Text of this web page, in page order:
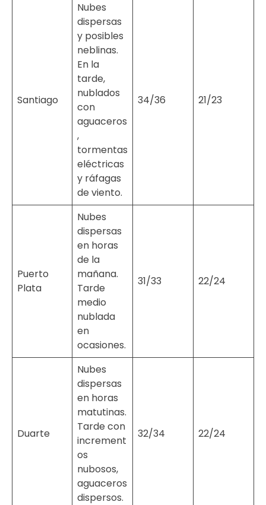
Santiago
Nubes
dispersas
y posibles
neblinas.
En la
tarde,
nublados
con
aguaceros
,
tormentas
eléctricas
y ráfagas
de viento.
34/36 21/23
Puerto
Plata
Nubes
dispersas
en horas
de la
mañana.
Tarde
medio
nublada
en
ocasiones.
31/33 22/24
Duarte
Nubes
dispersas
en horas
matutinas.
Tarde con
increment
os
nubosos,
aguaceros
dispersos.
32/34 22/24